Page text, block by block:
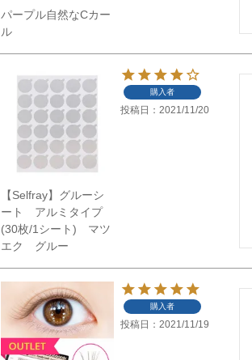
パープル自然なCカー
ル
【Selfray】グルーシ
ート アルミタイプ
(30枚/1シート) マツ
エク グルー
購入者
投稿日 2021/11/20
購入者
投稿日 2021/11/19